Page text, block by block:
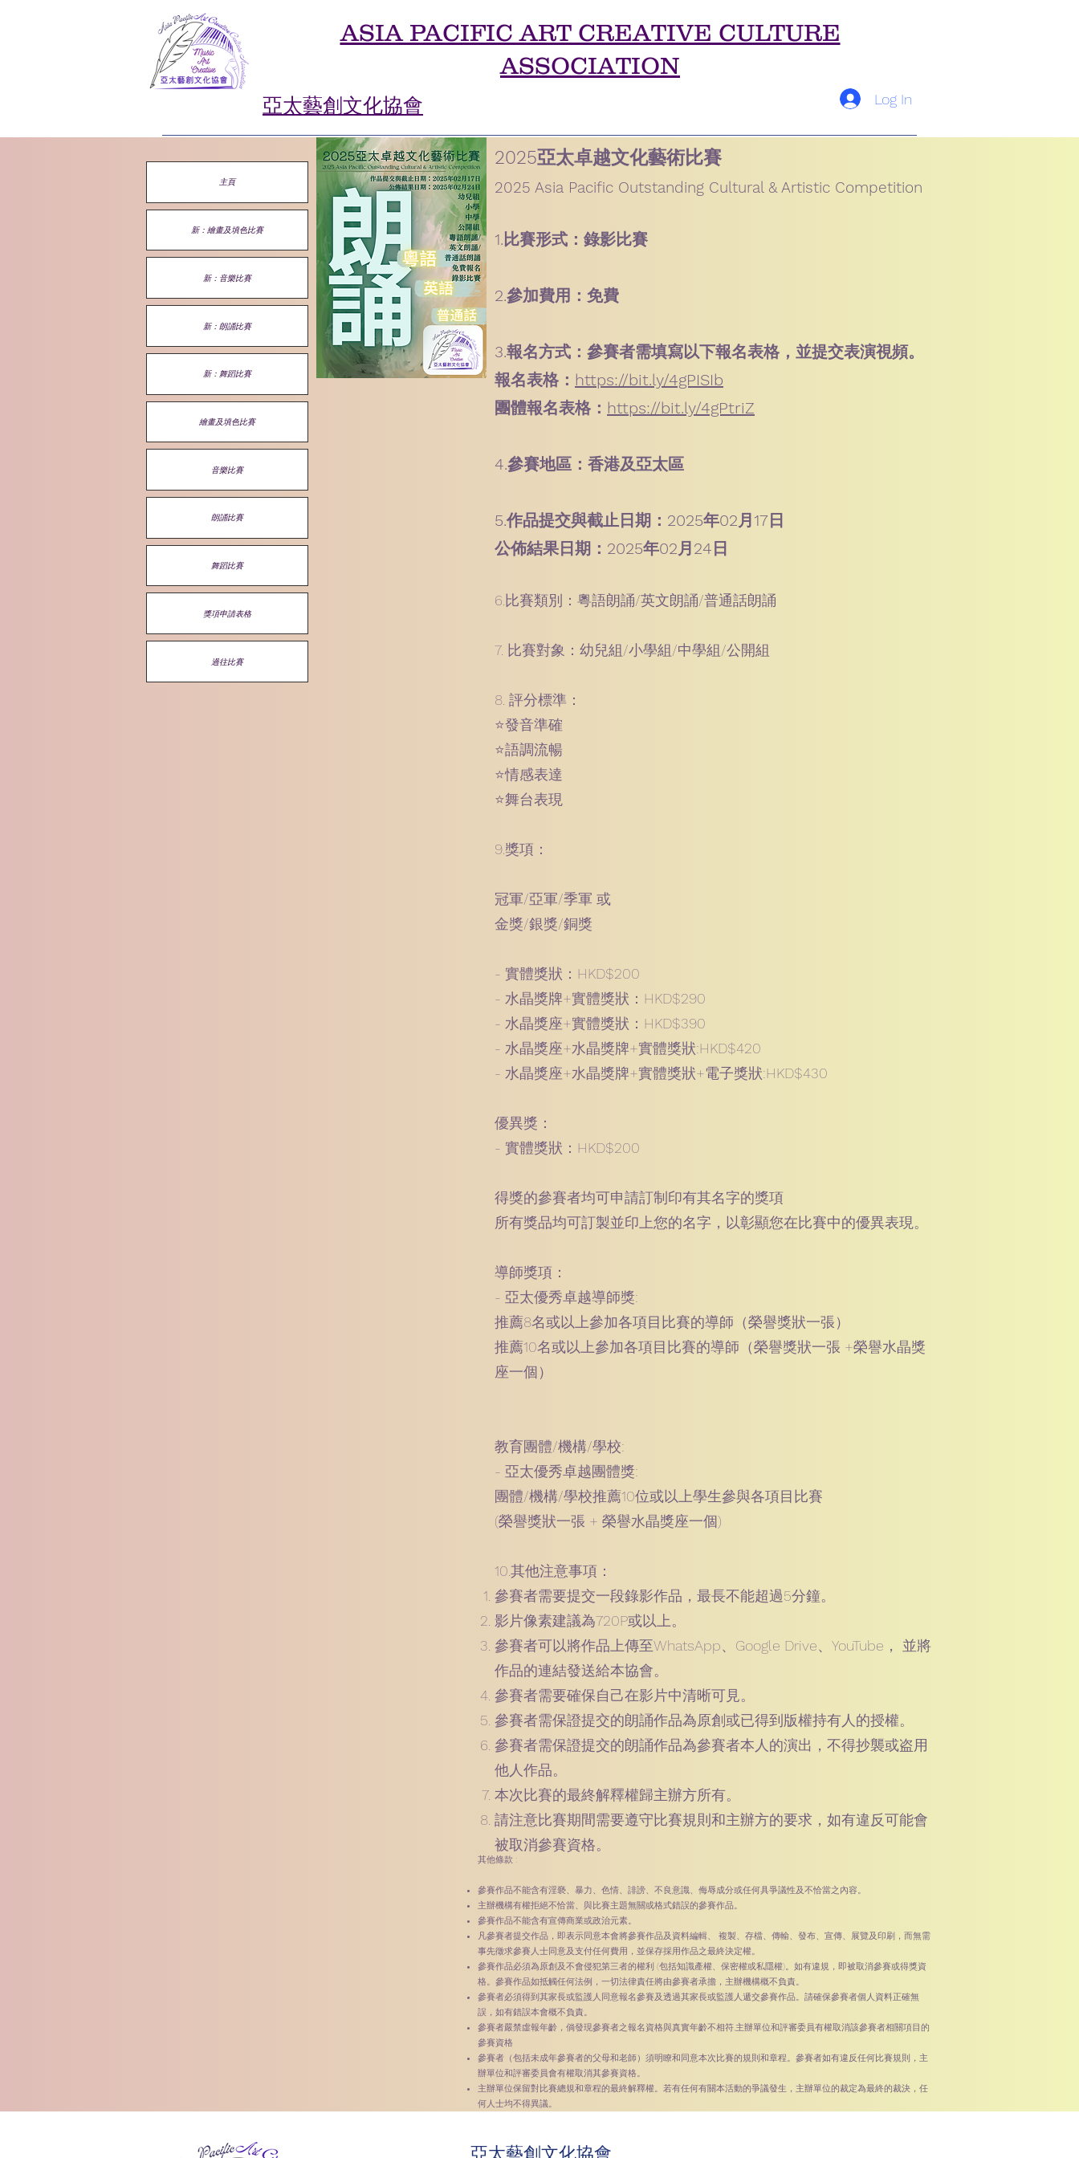
ASIA PACIFIC ART CREATIVE CULTURE
ASSOCIATION
亞太藝創文化協會 Log In
主頁
新：繪畫及填色比賽
新：音樂比賽
新：朗誦比賽
新：舞蹈比賽
繪畫及填色比賽
音樂比賽
朗誦比賽
舞蹈比賽
獎項申請表格
過往比賽
2025亞太卓越文化藝術比賽
2025 Asia Pacific Outstanding Cultural & Artistic Competition
1.比賽形式：錄影比賽
2.參加費用：免費
3.報名方式：參賽者需填寫以下報名表格，並提交表演視頻。
報名表格： https://bit.ly/4gPISIb
團體報名表格： https://bit.ly/4gPtriZ
4.參賽地區：香港及亞太區
5.作品提交與截止日期：2025年02月17日
公佈結果日期：2025年02月24日
6.比賽類別：粵語朗誦/英文朗誦/普通話朗誦
7. 比賽對象：幼兒組/小學組/中學組/公開組
8. 評分標準：
⭐️發音準確
⭐️語調流暢
⭐️情感表達
⭐️舞台表現
9.獎項：
冠軍/亞軍/季軍 或
金獎/銀獎/銅獎
- 實體獎狀：HKD$200
- 水晶獎牌+實體獎狀：HKD$290
- 水晶獎座+實體獎狀：HKD$390
- 水晶獎座+水晶獎牌+實體獎狀:HKD$420
- 水晶獎座+水晶獎牌+實體獎狀+電子獎狀:HKD$430
優異獎：
- 實體獎狀：HKD$200
得獎的參賽者均可申請訂制印有其名字的獎項
所有獎品均可訂製並印上您的名字，以彰顯您在比賽中的優異表現。
導師獎項：
- 亞太優秀卓越導師獎:
推薦8名或以上參加各項目比賽的導師（榮譽獎狀一張）
推薦10名或以上參加各項目比賽的導師（榮譽獎狀一張 +榮譽水晶獎
座一個）
教育團體/機構/學校:
- 亞太優秀卓越團體獎:
團體/機構/學校推薦10位或以上學生參與各項目比賽
(榮譽獎狀一張 + 榮譽水晶獎座一個)
10.其他注意事項：
參賽者需要提交一段錄影作品，最長不能超過5分鐘。
影片像素建議為720P或以上。
參賽者可以將作品上傳至WhatsApp、Google Drive、YouTube， 並將
作品的連結發送給本協會。
參賽者需要確保自己在影片中清晰可見。
參賽者需保證提交的朗誦作品為原創或已得到版權持有人的授權。
參賽者需保證提交的朗誦作品為參賽者本人的演出，不得抄襲或盗用
他人作品。
本次比賽的最終解釋權歸主辦方所有。
請注意比賽期間需要遵守比賽規則和主辦方的要求，如有違反可能會
被取消參賽資格。
其他條款 :
參賽作品不能含有淫褻、暴力、色情、誹謗、不良意識、侮辱成分或任何具爭議性及不恰當之內容。
主辦機構有權拒絕不恰當、與比賽主題無關或格式錯誤的參賽作品。
參賽作品不能含有宣傳商業或政治元素。
凡參賽者提交作品，即表示同意本會將參賽作品及資料編輯、 複製、存檔、傳輸、發布、宣傳、展覽及印刷，而無需
事先徵求參賽人士同意及支付任何費用，並保存採用作品之最終決定權。
參賽作品必須為原創及不會侵犯第三者的權利 (包括知識產權、保密權或私隱權)。如有違規，即被取消參賽或得獎資
格。參賽作品如抵觸任何法例，一切法律責任將由參賽者承擔，主辦機構概不負責。
參賽者必須得到其家長或監護人同意報名參賽及透過其家長或監護人遞交參賽作品。請確保參賽者個人資料正確無
誤，如有錯誤本會概不負責。
參賽者嚴禁虛報年齡，倘發現參賽者之報名資格與真實年齡不相符,主辦單位和評審委員有權取消該參賽者相關項目的
參賽資格
參賽者（包括未成年參賽者的父母和老師）須明瞭和同意本次比賽的規則和章程。參賽者如有違反任何比賽規則，主
辦單位和評審委員會有權取消其參賽資格。
主辦單位保留對比賽總規和章程的最終解釋權。若有任何有關本活動的爭議發生，主辦單位的裁定為最終的裁決，任
何人士均不得異議。